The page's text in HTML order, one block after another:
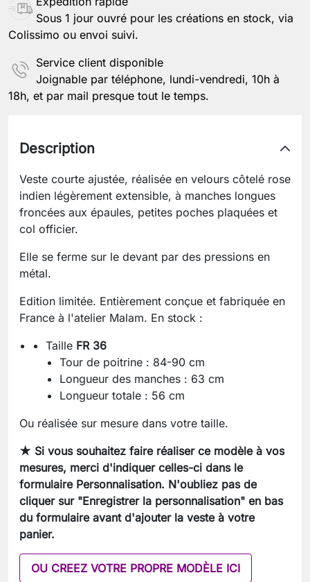
Enregistrer la personnalisation
Sous 1 jour ouvré pour les créations en stock, via
Colissimo ou envoi suivi.
Service client disponible
Joignable par téléphone, lundi-vendredi, 10h à
18h, et par mail presque tout le temps.
Description
Veste courte ajustée, réalisée en velours côtelé rose
indien légèrement extensible, à manches longues
froncées aux épaules, petites poches plaquées et
col officier.
Elle se ferme sur le devant par des pressions en
métal.
Edition limitée. Entièrement conçue et fabriquée en
France à l'atelier Malam. En stock :
Taille FR 36
Tour de poitrine : 84-90 cm
Longueur des manches : 63 cm
Longueur totale : 56 cm
Ou réalisée sur mesure dans votre taille.
★ Si vous souhaitez faire réaliser ce modèle à vos
mesures, merci d'indiquer celles-ci dans le
formulaire Personnalisation. N'oubliez pas de
cliquer sur "Enregistrer la personnalisation" en bas
du formulaire avant d'ajouter la veste à votre
panier.
OU CREEZ VOTRE PROPRE MODÈLE ICI